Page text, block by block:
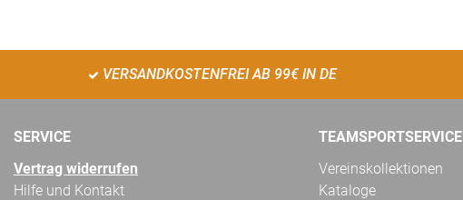
VERSANDKOSTENFREI AB 99€ IN DE
SERVICE
Vertrag widerrufen
Hilfe und Kontakt
TEAMSPORTSERVICE
Vereinskollektionen
Kataloge